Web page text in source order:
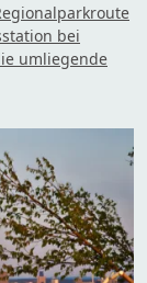
bei
umliegende